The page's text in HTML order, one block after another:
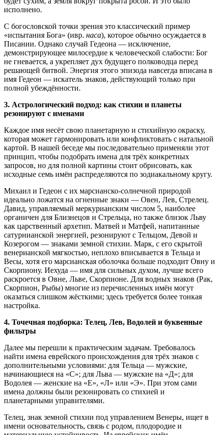
исполнено.
С богословской точки зрения это классический пример
«испытания Бога» (ивр. наса), которое обычно осуждается в
Писании. Однако случай Гедеона — исключение,
демонстрирующее милосердие к человеческой слабости: Бог
не гневается, а укрепляет дух будущего полководца перед
решающей битвой. Энергия этого эпизода навсегда вписана в
имя Гедеон — искатель знаков, действующий только при
полной убеждённости.
3. Астрологический подход: как стихии и планеты
резонируют с именами
Каждое имя несёт свою планетарную и стихийную окраску,
которая может гармонировать или конфликтовать с натальной
картой. В нашей беседе мы последовательно применяли этот
принцип, чтобы подобрать имена для трёх конкретных
запросов, но для полной картины стоит обрисовать, как
исходные семь имён распределяются по зодиакальному кругу.
Михаил и Гедеон с их марсианско-солнечной природой
идеально ложатся на огненные знаки — Овен, Лев, Стрелец.
Давид, управляемый меркурианским числом 5, наиболее
органичен для Близнецов и Стрельца, но также близок Льву
как царственный архетип. Матвей и Матфей, напитанные
сатурнианской энергией, резонируют с Тельцом, Девой и
Козерогом — знаками земной стихии. Марк, с его скрытой
венерианской мягкостью, неплохо вписывается в Тельца и
Весы, хотя его марсианская оболочка больше подходит Овну и
Скорпиону. Иехуда — имя для сильных духом, лучше всего
раскроется в Овне, Льве, Скорпионе. Для водных знаков (Рак,
Скорпион, Рыбы) многие из перечисленных имён могут
оказаться слишком жёсткими; здесь требуется более тонкая
настройка.
4. Точечная подборка: Телец, Лев, Водолей и буквенные
фильтры
Далее мы перешли к практическим задачам. Требовалось
найти имена еврейского происхождения для трёх знаков с
дополнительными условиями: для Тельца — мужские,
начинающиеся на «С»; для Льва — мужские на «Д»; для
Водолея — женские на «Е», «Л» или «Э». При этом сами
имена должны были резонировать со стихией и
планетарными управителями.
Телец, знак земной стихии под управлением Венеры, ищет в
имени основательность, связь с родом, плодородие и